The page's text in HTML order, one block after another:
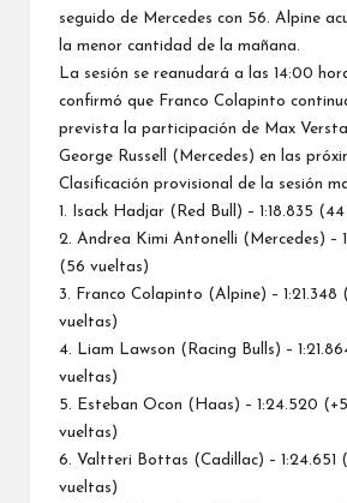
seguido de Mercedes con 56. Alpine
la menor cantidad de la mañana.
La sesión se reanudará a las 14:00
confirmó que Franco Colapinto
prevista la participación de Max
George Russell (Mercedes) en las
Clasificación provisional de la sesión
1. Isack Hadjar (Red Bull) – 1:18.835
2. Andrea Kimi Antonelli (Mercedes) –
(56 vueltas)
3. Franco Colapinto (Alpine) – 1:21.348
vueltas)
4. Liam Lawson (Racing Bulls) –
vueltas)
5. Esteban Ocon (Haas) – 1:24.520
vueltas)
6. Valtteri Bottas (Cadillac) – 1:24.651
vueltas)